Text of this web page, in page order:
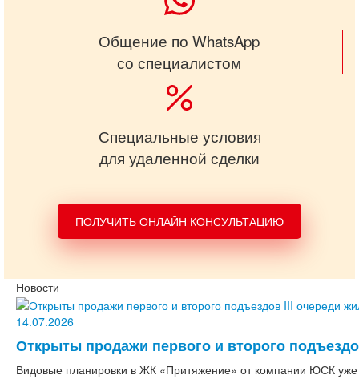
Общение по WhatsApp
со специалистом
Специальные условия
для удаленной сделки
ПОЛУЧИТЬ ОНЛАЙН КОНСУЛЬТАЦИЮ
Новости
14.07.2026
Открыты продажи первого и второго
Видовые планировки в ЖК «Притяжение» от компании ЮСК уже